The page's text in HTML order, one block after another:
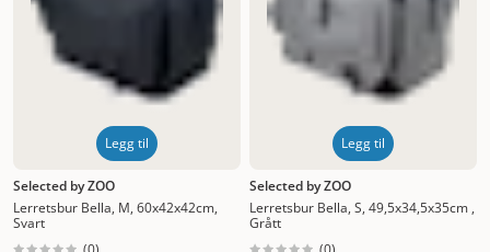
Legg til
Selected by ZOO
Lerretsbur Bella, M, 60x42x42cm,
Svart
Legg til
Selected by ZOO
Lerretsbur Bella, S, 49,5x34,5x35cm ,
Grått